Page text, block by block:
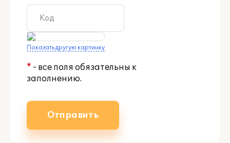
Показать другую картинку
* - все поля обязательны к
заполнению.
Отправить